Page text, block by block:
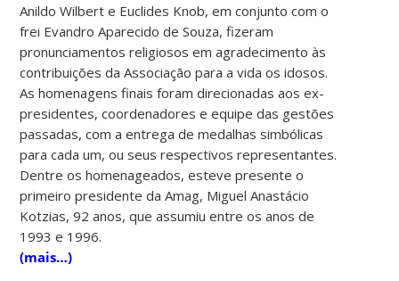
Anildo Wilbert e Euclides Knob, em conjunto com o
frei Evandro Aparecido de Souza, fizeram
pronunciamentos religiosos em agradecimento às
contribuições da Associação para a vida os idosos.
As homenagens finais foram direcionadas aos ex-
presidentes, coordenadores e equipe das gestões
passadas, com a entrega de medalhas simbólicas
para cada um, ou seus respectivos representantes.
Dentre os homenageados, esteve presente o
primeiro presidente da Amag, Miguel Anastácio
Kotzias, 92 anos, que assumiu entre os anos de
1993 e 1996.
(mais…)